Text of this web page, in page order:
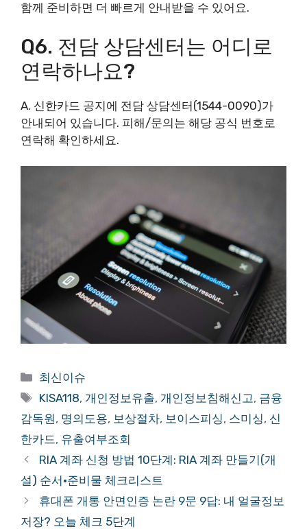
함께 준비하면 더 빠르게 안내받을 수 있어요.
Q6. 전담 상담센터는 어디로
연락하나요?
A. 신한카드 공지에 전담 상담센터(1544-0090)가
안내되어 있습니다. 피해/문의는 해당 공식 번호로
연락해 확인하세요.
카
테
리
최신이슈
태
그
KISA118,개인정보유출,개인정보침해신고, 금융
감독원, 명의도용, 보상절차, 보이스피싱, 스미싱, 신
한카드, 유출여부조회
RIA 계좌 신청 방법 10단계: RIA 계좌 만들기(개
설) 순서·준비물 체크리스트
휴대폰 개통 안면인증 논란 9문 9답: 내 얼굴정보
저장? 오늘 체크 5단계